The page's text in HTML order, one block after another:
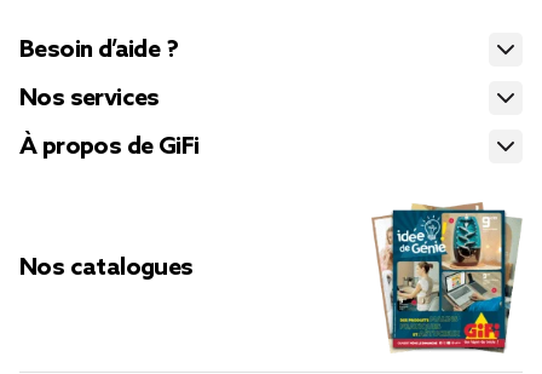
Besoin d’aide ?
Nos services
À propos de GiFi
Nos catalogues